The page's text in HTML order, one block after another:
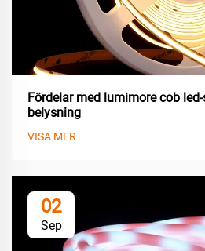
Fördelar med lumimore cob
belysning
VISA MER
02
Sep